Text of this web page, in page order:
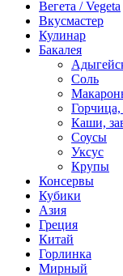
Вегета / Vegeta
Вкусмастер
Кулинар
Бакалея
Соль
Каши,
Соусы
Уксус
Крупы
Консервы
Кубики
Азия
Греция
Китай
Горлинка
Мирный